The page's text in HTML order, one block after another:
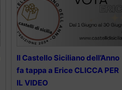
Il Castello Siciliano dell’Anno
fa tappa a Erice CLICCA PER
IL VIDEO